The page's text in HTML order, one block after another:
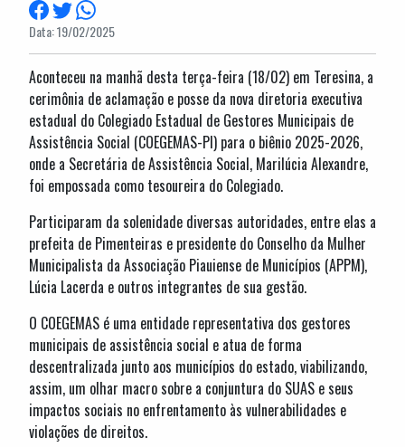
Data: 19/02/2025
Aconteceu na manhã desta terça-feira (18/02) em Teresina, a
cerimônia de aclamação e posse da nova diretoria executiva
estadual do Colegiado Estadual de Gestores Municipais de
Assistência Social (COEGEMAS-PI) para o biênio 2025-2026,
onde a Secretária de Assistência Social, Marilúcia Alexandre,
foi empossada como tesoureira do Colegiado.
Participaram da solenidade diversas autoridades, entre elas a
prefeita de Pimenteiras e presidente do Conselho da Mulher
Municipalista da Associação Piauiense de Municípios (APPM),
Lúcia Lacerda e outros integrantes de sua gestão.
O COEGEMAS é uma entidade representativa dos gestores
municipais de assistência social e atua de forma
descentralizada junto aos municípios do estado, viabilizando,
assim, um olhar macro sobre a conjuntura do SUAS e seus
impactos sociais no enfrentamento às vulnerabilidades e
violações de direitos.